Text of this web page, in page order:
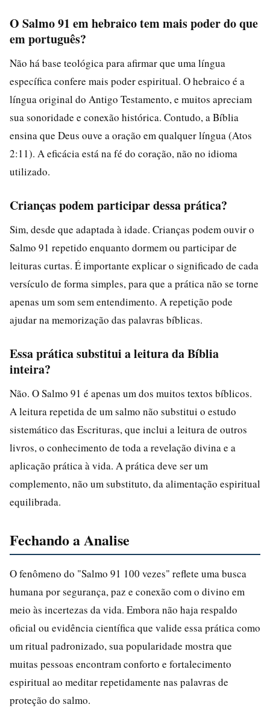
O Salmo 91 em hebraico tem mais poder do que
em português?
Não há base teológica para afirmar que uma língua
específica confere mais poder espiritual. O hebraico é a
língua original do Antigo Testamento, e muitos apreciam
sua sonoridade e conexão histórica. Contudo, a Bíblia
ensina que Deus ouve a oração em qualquer língua (Atos
2:11). A eficácia está na fé do coração, não no idioma
utilizado.
Crianças podem participar dessa prática?
Sim, desde que adaptada à idade. Crianças podem ouvir o
Salmo 91 repetido enquanto dormem ou participar de
leituras curtas. É importante explicar o significado de cada
versículo de forma simples, para que a prática não se torne
apenas um som sem entendimento. A repetição pode
ajudar na memorização das palavras bíblicas.
Essa prática substitui a leitura da Bíblia
inteira?
Não. O Salmo 91 é apenas um dos muitos textos bíblicos.
A leitura repetida de um salmo não substitui o estudo
sistemático das Escrituras, que inclui a leitura de outros
livros, o conhecimento de toda a revelação divina e a
aplicação prática à vida. A prática deve ser um
complemento, não um substituto, da alimentação espiritual
equilibrada.
Fechando a Analise
O fenômeno do "Salmo 91 100 vezes" reflete uma busca
humana por segurança, paz e conexão com o divino em
meio às incertezas da vida. Embora não haja respaldo
oficial ou evidência científica que valide essa prática como
um ritual padronizado, sua popularidade mostra que
muitas pessoas encontram conforto e fortalecimento
espiritual ao meditar repetidamente nas palavras de
proteção do salmo.